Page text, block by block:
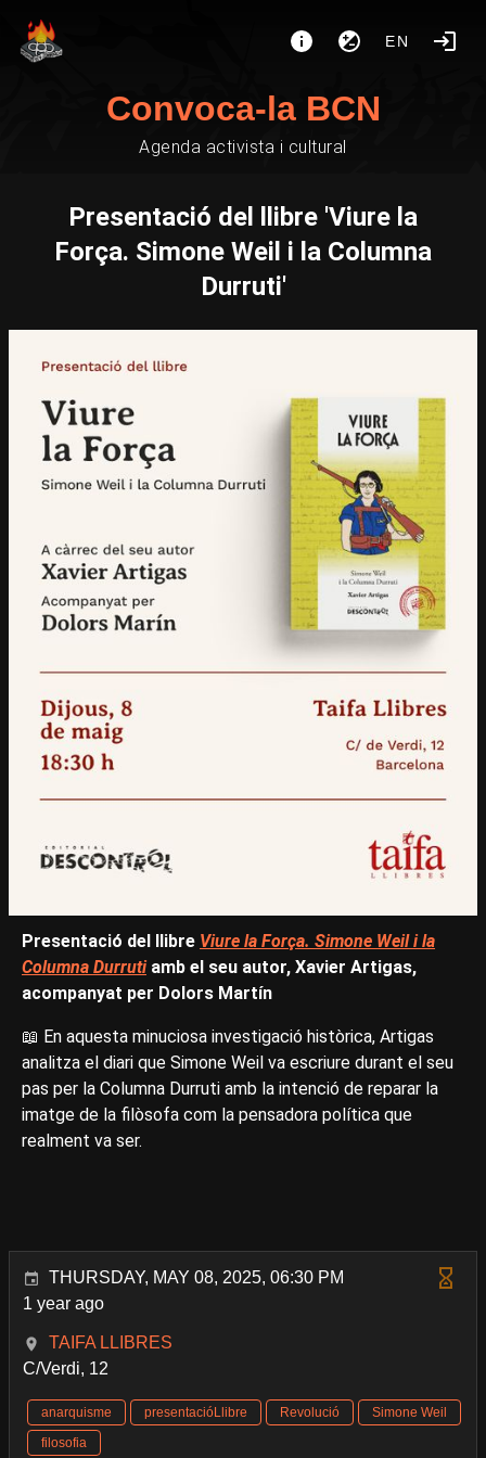
EN
Convoca-la BCN
Agenda activista i cultural
Presentació del llibre 'Viure la
Força. Simone Weil i la Columna
Durruti'
Presentació del llibre Viure la Força. Simone Weil i la
Columna Durrutiamb el seu autor, Xavier Artigas,
acompanyat per Dolors Martín
📖 En aquesta minuciosa investigació històrica, Artigas
analitza el diari que Simone Weil va escriure durant el seu
pas per la Columna Durruti amb la intenció de reparar la
imatge de la filòsofa com la pensadora política que
realment va ser.
THURSDAY, MAY 08, 2025, 06:30 PM
1 year ago
TAIFA LLIBRES
C/Verdi, 12
anarquisme presentacióLlibre Revolució
Simone Weil
filosofia